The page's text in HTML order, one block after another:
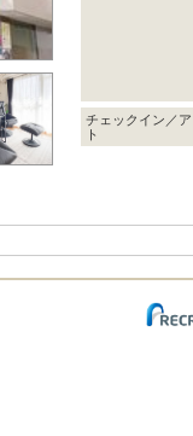
チェックイン／
ト